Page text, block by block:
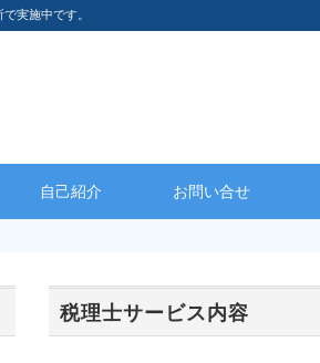
実施中です。
自己紹介 お問い合せ
税理士サービス内容